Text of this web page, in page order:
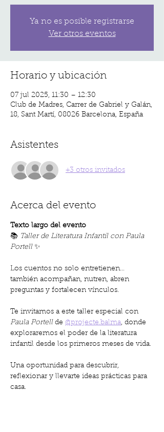
Ya no es posible registrarse
Ver otros eventos
Horario y ubicación
07 jul 2025, 11:30 – 12:30
Club de Madres, Carrer de Gabriel y Galán,
18, Sant Martí, 08026 Barcelona, España
Asistentes
+3 otros invitados
Acerca del evento
Texto largo del evento
📚 Taller de Literatura Infantil con Paula
Portell ✨
Los cuentos no solo entretienen…
también acompañan, nutren, abren
preguntas y fortalecen vínculos.
Te invitamos a este taller especial con
Paula Portell de @projecte.balma, donde
exploraremos el poder de la literatura
infantil desde los primeros meses de vida.
Una oportunidad para descubrir,
reflexionar y llevarte ideas prácticas para
casa.